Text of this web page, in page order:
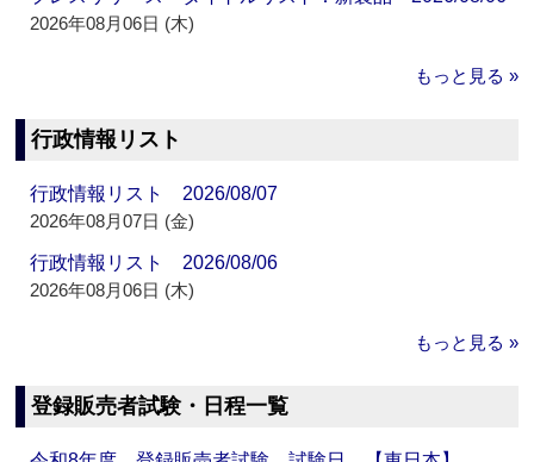
2026年08月06日 (木)
もっと見る »
行政情報リスト
行政情報リスト 2026/08/07
2026年08月07日 (金)
行政情報リスト 2026/08/06
2026年08月06日 (木)
もっと見る »
登録販売者試験・日程一覧